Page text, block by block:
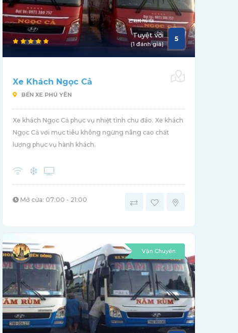
Tuyệt vời
(1 đánh giá)
5
Xe Khách Ngọc Cả
BẾN XE PHÚ YÊN
Xe khách Ngọc Cả phục vụ nhiệt tình chu đáo. Xe khách
Ngọc Cả với mục tiêu không ngừng nâng cao chất
lượng phục vụ hành khách.
Mở cửa: 07:00 - 21:00
Vận Chuyển